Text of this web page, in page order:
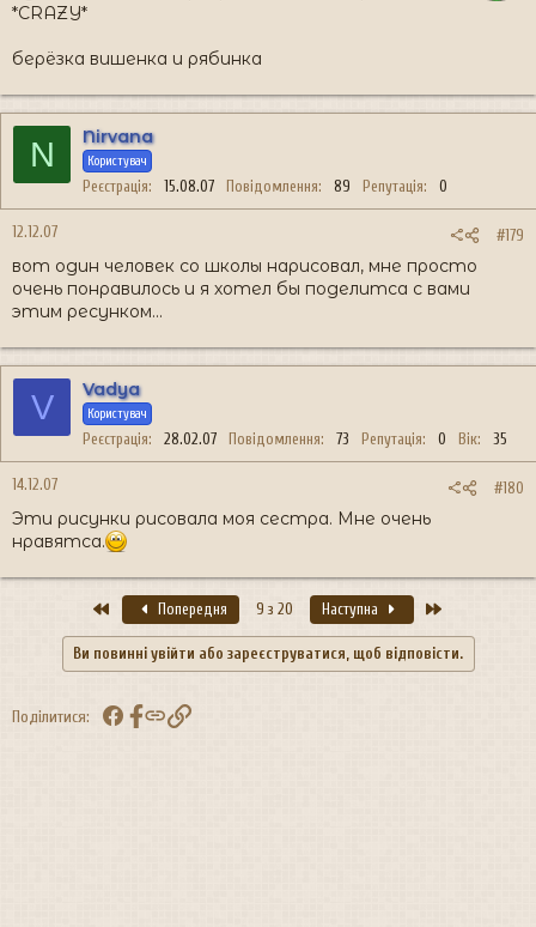
*CRAZY*
берёзка вишенка и рябинка
N Nirvana
Користувач
Реєстрація 15.08.07 Повідомлення 89 Репутація 0
12.12.07 #179
вот один человек со школы нарисовал, мне просто
очень понравилось и я хотел бы поделитса с вами
этим ресунком...
V Vadya
Користувач
Реєстрація 28.02.07 Повідомлення 73 Репутація 0 Вік 35
14.12.07 #180
Эти рисунки рисовала моя сестра. Мне очень
нравятса.
ПершийПопередня 9 з 20 Наступна
Ви повинні увійти або зареєструватися, щоб відповісти.
Поділитися: FacebookПосилання